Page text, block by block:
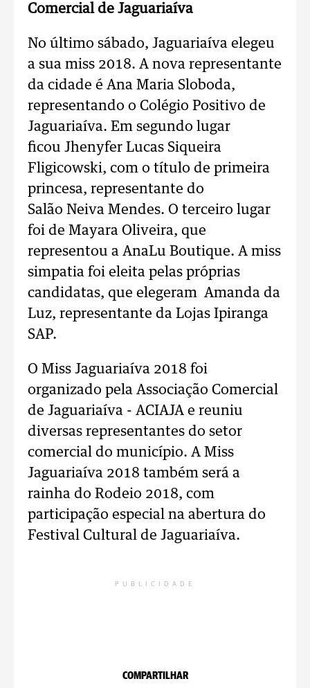
Comercial de Jaguariaíva
No último sábado, Jaguariaíva elegeu
a sua miss 2018. A nova representante
da cidade é Ana Maria Sloboda,
representando o Colégio Positivo de
Jaguariaíva. Em segundo lugar
ficou Jhenyfer Lucas Siqueira
Fligicowski, com o título de primeira
princesa, representante do
Salão Neiva Mendes. O terceiro lugar
foi de Mayara Oliveira, que
representou a AnaLu Boutique. A miss
simpatia foi eleita pelas próprias
candidatas, que elegeram Amanda da
Luz, representante da Lojas Ipiranga
SAP.
O Miss Jaguariaíva 2018 foi
organizado pela Associação Comercial
de Jaguariaíva - ACIAJA e reuniu
diversas representantes do setor
comercial do município. A Miss
Jaguariaíva 2018 também será a
rainha do Rodeio 2018, com
participação especial na abertura do
Festival Cultural de Jaguariaíva.
PUBLICIDADE
COMPARTILHAR